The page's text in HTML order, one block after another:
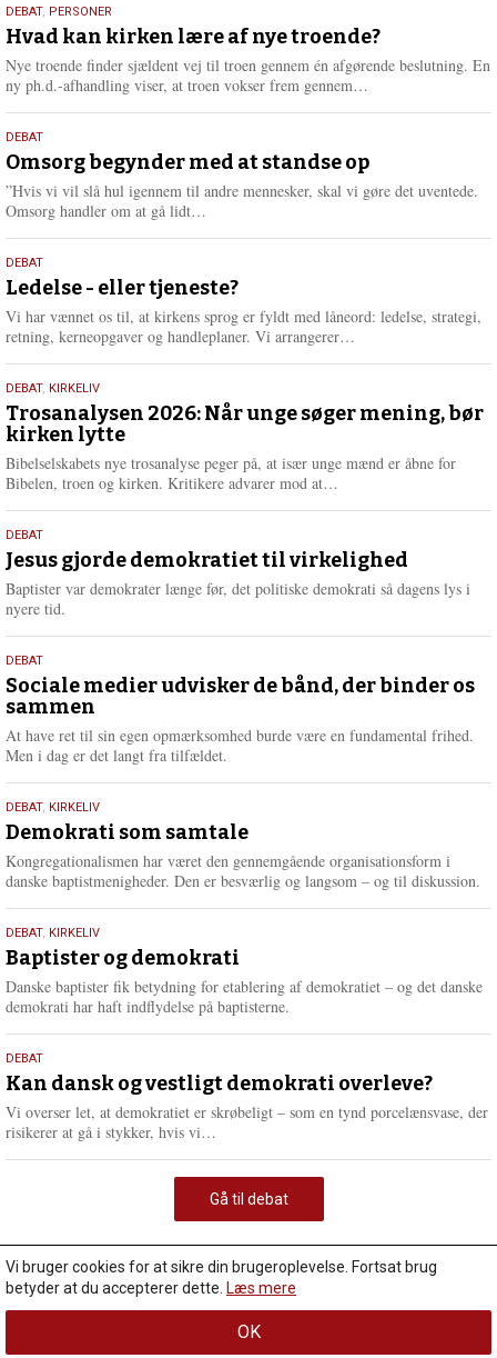
e
r
e
25.
juli
2026
DEBAT, PERSONER
Hvad kan kirken lære af nye troende?
Nye troende finder sjældent vej til troen gennem én afgørende beslutning. En
ny ph.d.-afhandling viser, at troen vokser frem gennem…
e
r
e
9.
juli
2026
DEBAT
Omsorg begynder med at standse op
”Hvis vi vil slå hul igennem til andre mennesker, skal vi gøre det uventede.
Omsorg handler om at gå lidt…
e
r
e
10.
juni
2026
DEBAT
Ledelse - eller tjeneste?
Vi har vænnet os til, at kirkens sprog er fyldt med låneord: ledelse, strategi,
retning, kerneopgaver og handleplaner. Vi arrangerer…
e
2.
juni
2026
DEBAT, KIRKELIV
Trosanalysen 2026: Når unge søger mening, bør
kirken lytte
Bibelselskabets nye trosanalyse peger på, at især unge mænd er åbne for
Bibelen, troen og kirken. Kritikere advarer mod at…
e
r
18.
maj
2026
DEBAT
Jesus gjorde demokratiet til virkelighed
Baptister var demokrater længe før, det politiske demokrati så dagens lys i
nyere tid.
18.
maj
2026
DEBAT
Sociale medier udvisker de bånd, der binder os
sammen
At have ret til sin egen opmærksomhed burde være en fundamental frihed.
Men i dag er det langt fra tilfældet.
18.
maj
2026
DEBAT, KIRKELIV
Demokrati som samtale
Kongregationalismen har været den gennemgående organisationsform i
danske baptistmenigheder. Den er besværlig og langsom – og til diskussion.
18.
maj
2026
DEBAT, KIRKELIV
Baptister og demokrati
Danske baptister fik betydning for etablering af demokratiet – og det danske
demokrati har haft indflydelse på baptisterne.
18.
maj
2026
DEBAT
Kan dansk og vestligt demokrati overleve?
Vi overser let, at demokratiet er skrøbeligt – som en tynd porcelænsvase, der
risikerer at gå i stykker, hvis vi…
m
e
e
Gå til debat
Vi bruger cookies for at sikre din brugeroplevelse. Fortsat brug
betyder at du accepterer dette. Læs mere
OK